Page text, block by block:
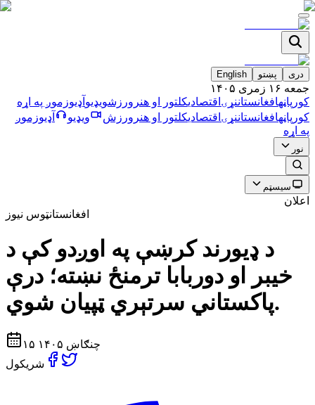
دری پښتو English
جمعه ۱۶ زمری ۱۴۰۵
کورپاڼهافغانستاننړۍ اقتصاديکلتور او هنر ورزشویډیو آډیوزموږ په اړه
کورپاڼهافغانستاننړۍ اقتصاديکلتور او هنر ورزش ویډیو آډیوزموږ
په اړه
نور
سیسټم
اعلان
افغانستانټوس نیوز
د ډيورند كرښې په اوږدو كې د
خيبر او دوربابا ترمنځ نښته؛ درې
پاكستاني سرتېري ټپيان شوي.
۱۵ چنګاښ ۱۴۰۵
شریکول